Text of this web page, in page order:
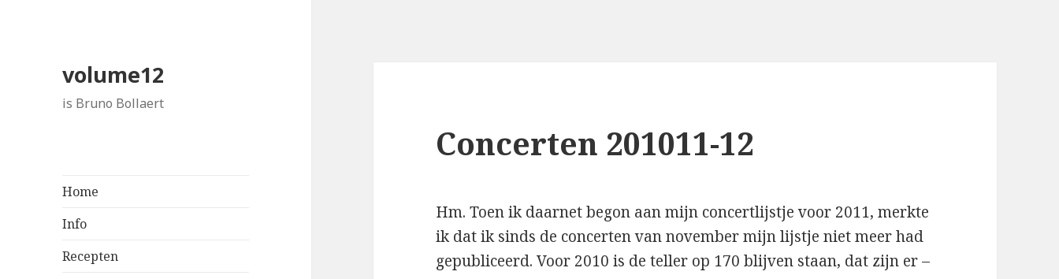
volume12
is Bruno Bollaert
Home
Info
Recepten
Concerten 201011-12
Hm. Toen ik daarnet begon aan mijn concertlijstje voor 2011, merkte
ik dat ik sinds de concerten van november mijn lijstje niet meer had
gepubliceerd. Voor 2010 is de teller op 170 blijven staan, dat zijn er –